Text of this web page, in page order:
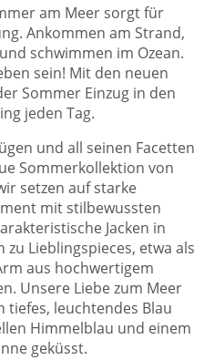
am Meer sorgt für
Ankommen am Strand,
schwimmen im Ozean.
sein! Mit den neuen
Sommer Einzug in den
jeden Tag.
und all seinen Facetten
Sommerkollektion von
setzen auf starke
mit stilbewussten
Jacken in
Lieblingspieces, etwa als
aus hochwertigem
Unsere Liebe zum Meer
tiefes, leuchtendes Blau
Himmelblau und einem
geküsst.